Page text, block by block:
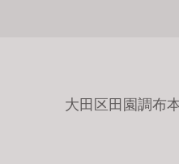
大田区田園調布